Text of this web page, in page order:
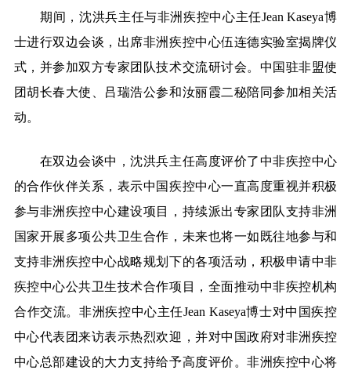
期间，沈洪兵主任与非洲疾控中心主任Jean Kaseya博
士进行双边会谈，出席非洲疾控中心伍连德实验室揭牌仪
式，并参加双方专家团队技术交流研讨会。中国驻非盟使
团胡长春大使、吕瑞浩公参和汝丽霞二秘陪同参加相关活
动。
在双边会谈中，沈洪兵主任高度评价了中非疾控中心
的合作伙伴关系，表示中国疾控中心一直高度重视并积极
参与非洲疾控中心建设项目，持续派出专家团队支持非洲
国家开展多项公共卫生合作，未来也将一如既往地参与和
支持非洲疾控中心战略规划下的各项活动，积极申请中非
疾控中心公共卫生技术合作项目
，全面推动中非疾控机构
合作交流。非洲疾控中心主任Jean Kaseya博士对中国疾控
中心代表团来访表示热烈欢迎，并对中国政府对非洲疾控
中心总部建设的大力支持给予高度评价。非洲疾控中心将